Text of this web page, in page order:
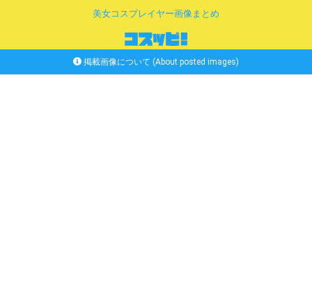
美女コスプレイヤー画像まとめ
掲載画像について (About posted images)